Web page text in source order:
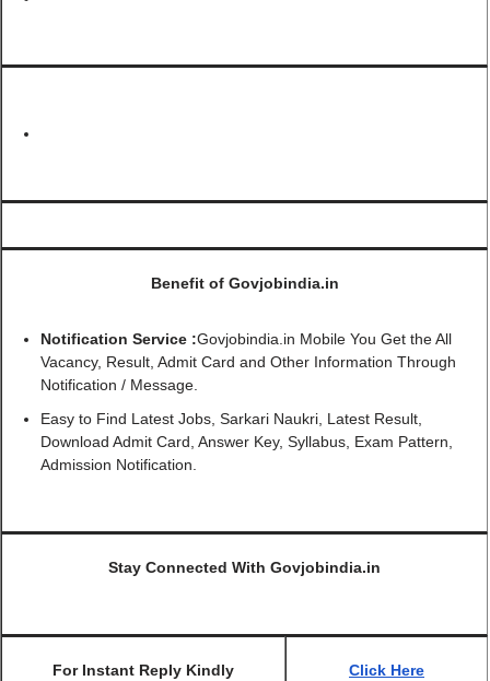
Benefit of Govjobindia.in
Notification Service :Govjobindia.in Mobile You Get the All
Vacancy, Result, Admit Card and Other Information Through
Notification / Message.
Easy to Find Latest Jobs, Sarkari Naukri, Latest Result,
Download Admit Card, Answer Key, Syllabus, Exam Pattern,
Admission Notification.
Stay Connected With Govjobindia.in
For Instant Reply Kindly
Click Here